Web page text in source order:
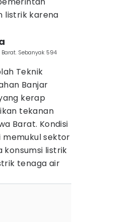
listrik karena
Sebanyak 594
Teknik
Banjar
kerap
tekanan
Barat. Kondisi
memukul sektor
konsumsi listrik
tenaga air